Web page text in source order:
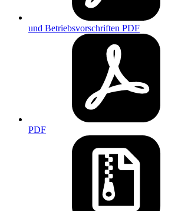
und Betriebsvorschriften PDF
PDF